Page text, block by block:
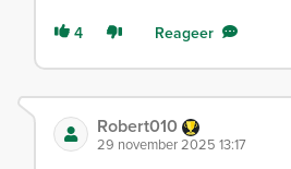
4 Reageer
Robert010
29 november 2025 13:17